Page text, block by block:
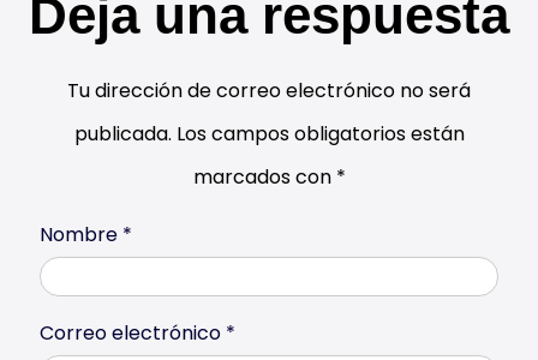
Deja una respuesta
Tu dirección de correo electrónico no será
publicada. Los campos obligatorios están
marcados con *
Nombre *
Correo electrónico *